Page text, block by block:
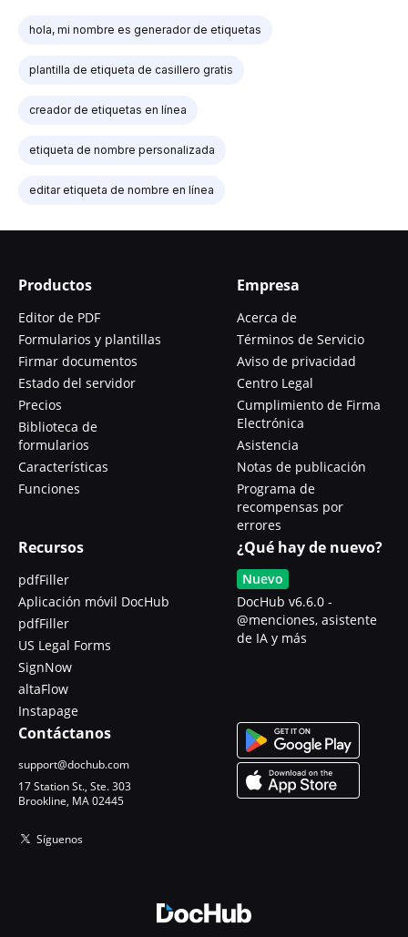
hola, mi nombre es generador de etiquetas
plantilla de etiqueta de casillero gratis
creador de etiquetas en línea
etiqueta de nombre personalizada
editar etiqueta de nombre en línea
Productos
Editor de PDF
Formularios y plantillas
Firmar documentos
Estado del servidor
Precios
Biblioteca de
formularios
Características
Funciones
Empresa
Acerca de
Términos de Servicio
Aviso de privacidad
Centro Legal
Cumplimiento de Firma
Electrónica
Asistencia
Notas de publicación
Programa de
recompensas por
errores
Recursos
pdfFiller
Aplicación móvil DocHub
pdfFiller
US Legal Forms
SignNow
altaFlow
Instapage
¿Qué hay de nuevo?
Nuevo
DocHub v6.6.0 -
@menciones, asistente
de IA y más
Contáctanos
support@dochub.com
17 Station St., Ste. 303
Brookline, MA 02445
Síguenos